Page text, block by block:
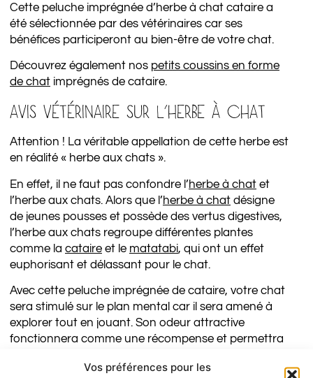
Vos préférences pour les
Cette peluche imprégnée d’herbe à chat cataire a
été sélectionnée par des vétérinaires car ses
bénéfices participeront au bien-être de votre chat.
Découvrez également nos petits coussins en forme
de chat imprégnés de cataire.
AVIS VÉTÉRINAIRE SUR L’HERBE À CHAT
Attention ! La véritable appellation de cette herbe est
en réalité « herbe aux chats ».
En effet, il ne faut pas confondre l’herbe à chat et
l’herbe aux chats. Alors que l’herbe à chat désigne
de jeunes pousses et possède des vertus digestives,
l’herbe aux chats regroupe différentes plantes
comme la cataire et le matatabi, qui ont un effet
euphorisant et délassant pour le chat.
Avec cette peluche imprégnée de cataire, votre chat
sera stimulé sur le plan mental car il sera amené à
explorer tout en jouant. Son odeur attractive
fonctionnera comme une récompense et permettra
physique contribuant à maintenir son poids de